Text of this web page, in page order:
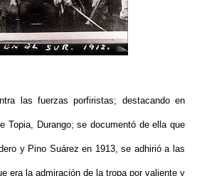
las fuerzas porfiristas; destacando en
Topia, Durango; se documentó de ella que
y Pino Suárez en 1913, se adhirió a las
era la admiración de la tropa por valiente y